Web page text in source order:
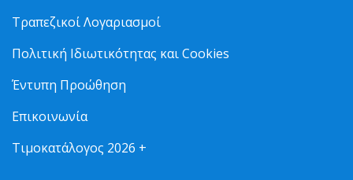
Τραπεζικοί Λογαριασμοί
Πολιτική Ιδιωτικότητας και Cookies
Έντυπη Προώθηση
Επικοινωνία
Τιμοκατάλογος 2026 +